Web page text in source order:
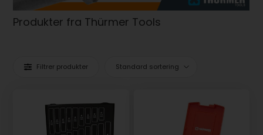
Produkter fra Thürmer Tools
Filtrer produkter